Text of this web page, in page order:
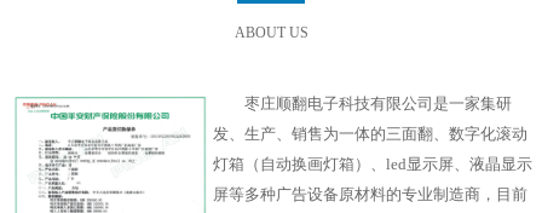
ABOUT US
枣庄顺翻电子科技有限公司是一家集研
发、生产、销售为一体的三面翻、数字化滚动
灯箱（自动换画灯箱）、led显示屏、液晶显示
屏等多种广告设备原材料的专业制造商，目前